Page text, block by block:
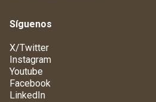
Síguenos
X/Twitter
Instagram
Youtube
Facebook
LinkedIn